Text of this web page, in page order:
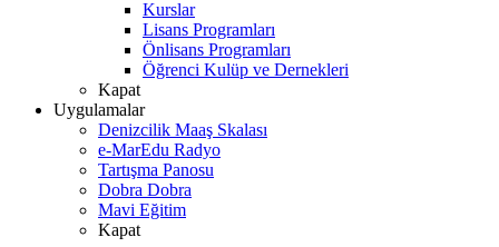
Kurslar
Lisans Programları
Önlisans Programları
Öğrenci Kulüp ve Dernekleri
Kapat
Uygulamalar
Denizcilik Maaş Skalası
e-MarEdu Radyo
Tartışma Panosu
Dobra Dobra
Mavi Eğitim
Kapat